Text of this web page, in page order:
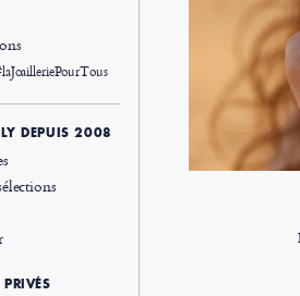
DEPUIS 2008